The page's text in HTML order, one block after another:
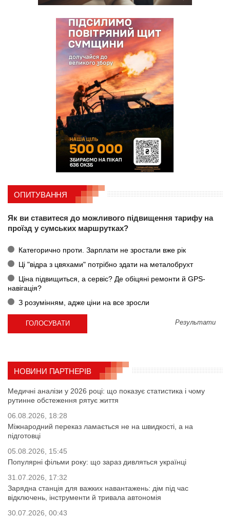
ОПИТУВАННЯ
Як ви ставитеся до можливого підвищення тарифу на
проїзд у сумських маршрутках?
Категорично проти. Зарплати не зростали вже рік
Ці "відра з цвяхами" потрібно здати на металобрухт
Ціна підвищиться, а сервіс? Де обіцяні ремонти й GPS-
навігація?
З розумінням, адже ціни на все зросли
Результати
НОВИНИ ПАРТНЕРІВ
Медичні аналізи у 2026 році: що показує статистика і чому
рутинне обстеження рятує життя
06.08.2026, 18:28
Міжнародний переказ ламається не на швидкості, а на
підготовці
05.08.2026, 15:45
Популярні фільми року: що зараз дивляться українці
31.07.2026, 17:32
Зарядна станція для важких навантажень: дім під час
відключень, інструменти й тривала автономія
30.07.2026, 00:43